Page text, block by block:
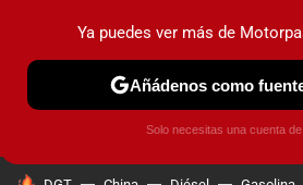
PRUEBAS COCHES ELÉCTRICOS
Ya puedes ver más de
Añádenos como
Solo necesitas una cuenta